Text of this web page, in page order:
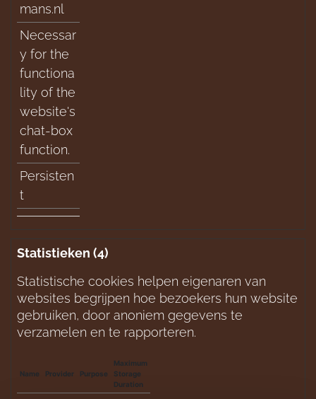
mans.nl
Necessar
y for the
functiona
lity of the
website's
chat-box
function.
Persisten
t
Statistieken (4)
Statistische cookies helpen eigenaren van
websites begrijpen hoe bezoekers hun website
gebruiken, door anoniem gegevens te
verzamelen en te rapporteren.
Name Provider Purpose
Maximum
Storage
Duration